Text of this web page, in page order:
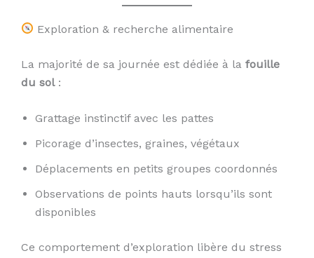
Exploration & recherche alimentaire
La majorité de sa journée est dédiée à la fouille
du sol:
Grattage instinctif avec les pattes
Picorage d’insectes, graines, végétaux
Déplacements en petits groupes coordonnés
Observations de points hauts lorsqu’ils sont
disponibles
Ce comportement d’exploration libère du stress